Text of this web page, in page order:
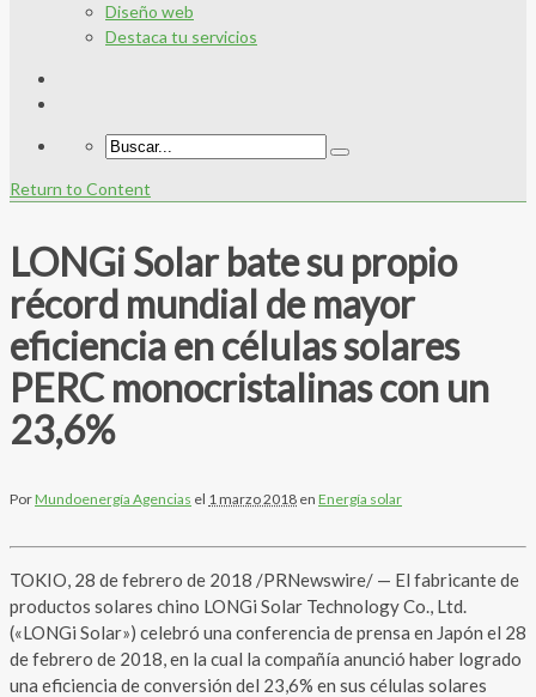
Diseño web
Destaca tu servicios
Return to Content
LONGi Solar bate su propio
récord mundial de mayor
eficiencia en células solares
PERC monocristalinas con un
23,6%
PorMundoenergía Agencias el 1 marzo 2018 en Energía solar
TOKIO, 28 de febrero de 2018 /PRNewswire/ — El fabricante de
productos solares chino LONGi Solar Technology Co., Ltd.
(«LONGi Solar») celebró una conferencia de prensa en Japón el 28
de febrero de 2018, en la cual la compañía anunció haber logrado
una eficiencia de conversión del 23,6% en sus células solares